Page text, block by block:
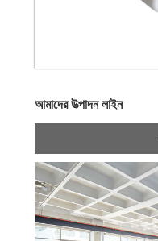
আমাদের উত্পাদন লাইন